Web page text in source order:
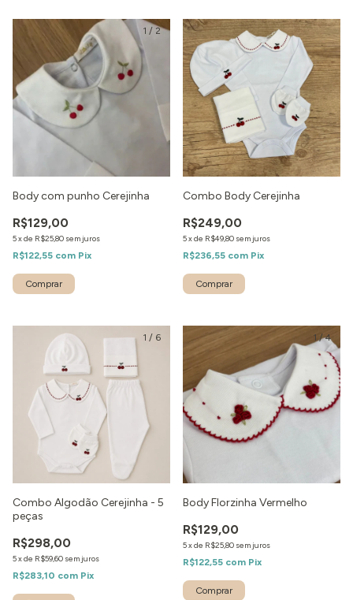
1 / 2
Body com punho Cerejinha
R$129,00
5xde R$25,80 sem juros
R$122,55 com Pix
Combo Body Cerejinha
R$249,00
5xde R$49,80 sem juros
R$236,55 com Pix
1 / 6
Combo Algodão Cerejinha - 5
peças
R$298,00
5xde R$59,60 sem juros
R$283,10 com Pix
1 /4
Body Florzinha Vermelho
R$129,00
5xde R$25,80 sem juros
R$122,55 com Pix